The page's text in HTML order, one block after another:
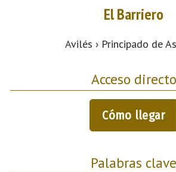
El Barriero
Avilés › Principado de
Acceso directo
Cómo llegar
Palabras clave